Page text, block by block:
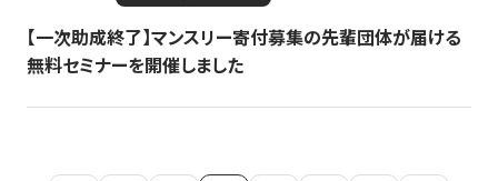
【一次助成終了】マンスリー寄付募集の先輩団体が届ける
無料セミナーを開催しました